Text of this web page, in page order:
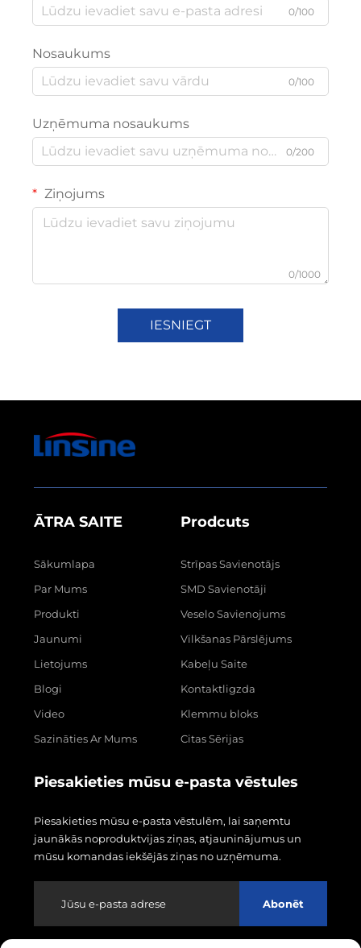
0/100
Nosaukums
0/100
Uzņēmuma nosaukums
0/200
Ziņojums
0/1000
IESNIEGT
ĀTRA SAITE
Sākumlapa
Par Mums
Produkti
Jaunumi
Lietojums
Blogi
Video
Sazināties Ar Mums
Prodcuts
Strīpas Savienotājs
SMD Savienotāji
Veselo Savienojums
Vilkšanas Pārslējums
Kabeļu Saite
Kontaktligzda
Klemmu bloks
Citas Sērijas
Piesakieties mūsu e-pasta vēstules
Piesakieties mūsu e-pasta vēstulēm, lai saņemtu
jaunākās noproduktvijas ziņas, atjauninājumus un
mūsu komandas iekšējās ziņas no uzņēmuma.
Abonēt